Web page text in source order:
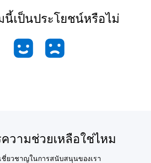
นี้เป็นประโยชน์หรือไม่
วามช่วยเหลือใช่ไหม
ชี่ยวชาญในการสนับสนุนของเรา